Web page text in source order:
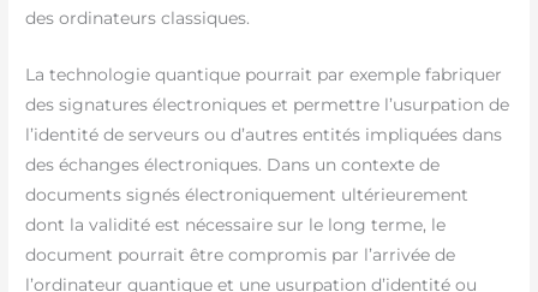
des ordinateurs classiques.
La technologie quantique pourrait par exemple fabriquer
des signatures électroniques et permettre l’usurpation de
l’identité de serveurs ou d’autres entités impliquées dans
des échanges électroniques. Dans un contexte de
documents signés électroniquement ultérieurement
dont la validité est nécessaire sur le long terme, le
document pourrait être compromis par l’arrivée de
l’ordinateur quantique et une usurpation d’identité ou